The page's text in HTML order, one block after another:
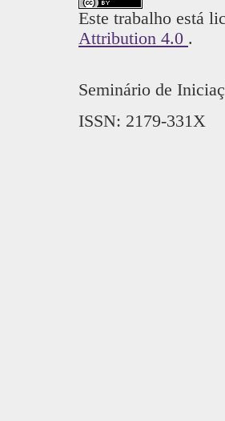
Este trabalho está
Attribution 4.0 .
Seminário de
ISSN: 2179-331X